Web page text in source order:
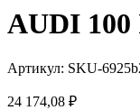
AUDI
Артикул: SKU-
24 174,08 ₽